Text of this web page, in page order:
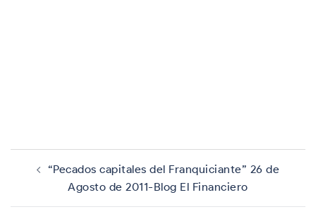
Navegación
entradas
“Pecados capitales del Franquiciante” 26 de
Agosto de 2011-Blog El Financiero